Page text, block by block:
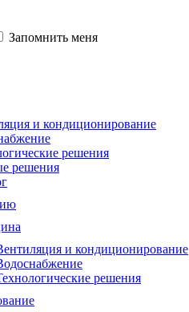
Запомнить меня
и кондиционирование
решения
решения
и кондиционирование
решения